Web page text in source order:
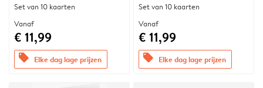
Set van 10 kaarten
Vanaf
€ 11,99
offers Elke dag lage prijzen
Set van 10 kaarten
Vanaf
€ 11,99
offers Elke dag lage prijzen